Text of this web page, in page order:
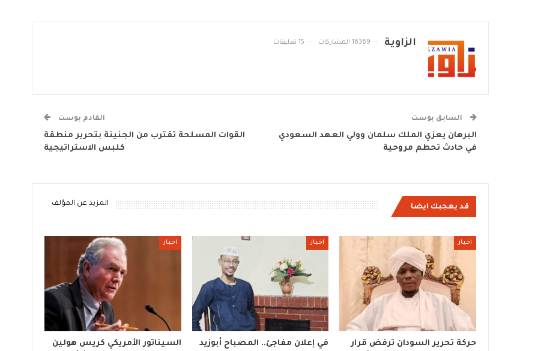
الزاوية 16369 المشاركات 15 تعليقات
السابق بوست
البرهان يعزي الملك سلمان وولي العهد السعودي
في حادث تحطم مروحية
القادم بوست
القوات المسلحة تقترب من الجنينة بتحرير منطقة
كلبس الاستراتيجية
قد يعجبك ايضا المزيد عن المؤلف
اخبار
حركة تحرير السودان ترفض قرار
اخبار
في إعلان مفاجئ.. المصباح أبوزيد
اخبار
السيناتور الأمريكي كريس هولين